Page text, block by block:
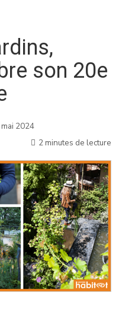
son 20e
2024
2 minutes de lecture